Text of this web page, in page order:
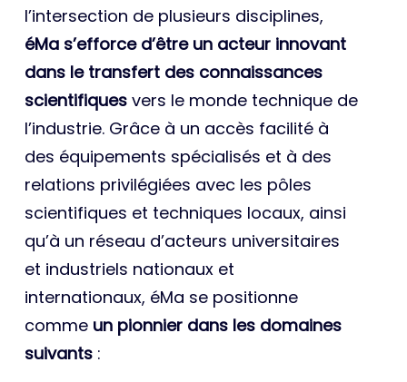
l’intersection de plusieurs disciplines,
éMa s’efforce d’être un acteur innovant
dans le transfert des connaissances
scientifiques vers le monde technique de
l’industrie. Grâce à un accès facilité à
des équipements spécialisés et à des
relations privilégiées avec les pôles
scientifiques et techniques locaux, ainsi
qu’à un réseau d’acteurs universitaires
et industriels nationaux et
internationaux, éMa se positionne
comme un pionnier dans les domaines
suivants :